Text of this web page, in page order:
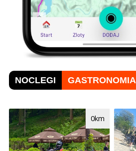
NOCLEGI GASTRONOMIA
0km